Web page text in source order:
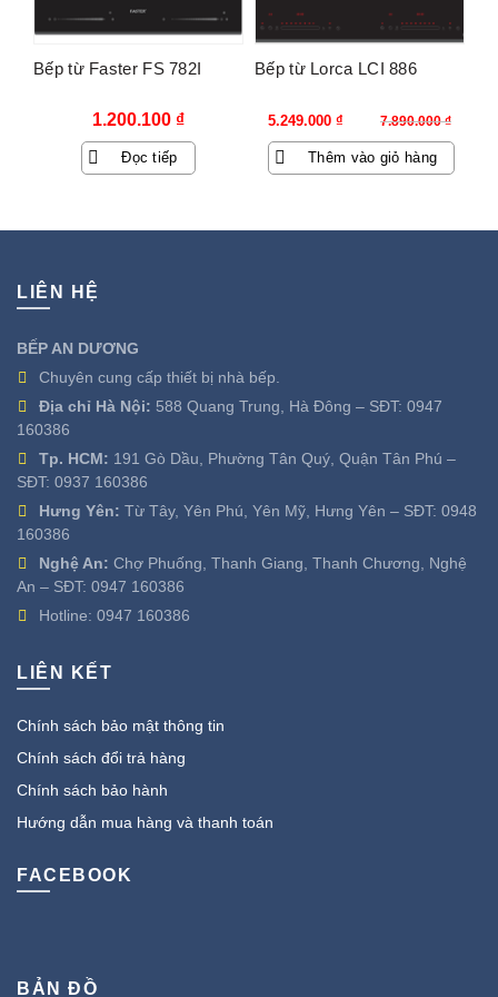
Bếp từ Faster FS 782I
1.200.100 ₫
Đọc tiếp
Bếp từ Lorca LCI 886
7.890.000₫
Giá
gốc
là:
5.249.000 ₫
Giá
hiện
tại
Thêm vào giỏ hàng
LIÊN HỆ
BẾP AN DƯƠNG
Chuyên cung cấp thiết bị nhà bếp.
Địa chỉ Hà Nội: 588 Quang Trung, Hà Đông – SĐT: 0947
160386
Tp. HCM: 191 Gò Dầu, Phường Tân Quý, Quận Tân Phú –
SĐT: 0937 160386
Hưng Yên: Từ Tây, Yên Phú, Yên Mỹ, Hưng Yên – SĐT: 0948
160386
Nghệ An: Chợ Phuống, Thanh Giang, Thanh Chương, Nghệ
An – SĐT: 0947 160386
Hotline: 0947 160386
LIÊN KẾT
Chính sách bảo mật thông tin
Chính sách đổi trả hàng
Chính sách bảo hành
Hướng dẫn mua hàng và thanh toán
FACEBOOK
BẢN ĐỒ